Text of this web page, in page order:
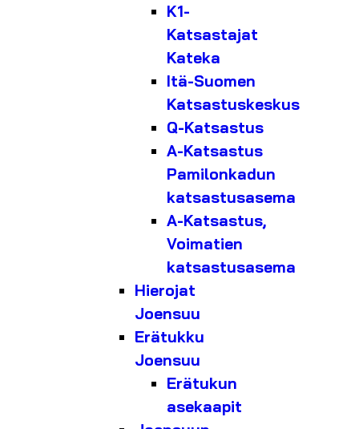
K1-
Katsastajat
Kateka
Itä-Suomen
Katsastuskeskus
Q-Katsastus
A-Katsastus
Pamilonkadun
katsastusasema
A-Katsastus,
Voimatien
katsastusasema
Hierojat
Joensuu
Erätukku
Joensuu
Erätukun
asekaapit